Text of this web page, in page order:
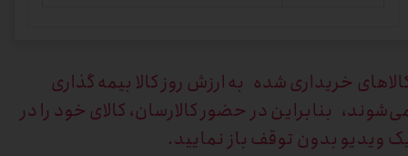
خریداریشده به ارزش روز کالا بیمه گذاری
بنابراین در حضور کالارسان، کالای خود را در
ویدیو بدون توقف باز نمایید.